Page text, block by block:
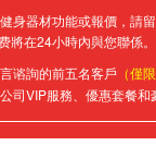
身器材功能或報價，請
將在24小時內與您聯係。
谘詢的前五名客戶 （僅
司VIP服務、優惠套餐和